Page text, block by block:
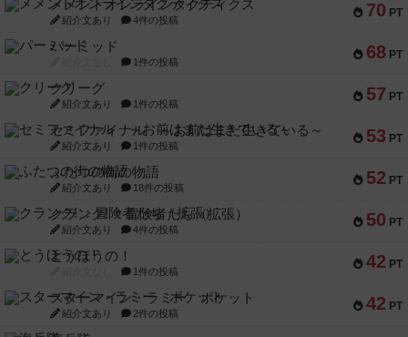
70 PT
メメントオンラインタクティクス
紹介文あり 4件の投稿
68 PT
パーミッド
1件の投稿
57 PT
クリーグ
紹介文あり 1件の投稿
53 PT
セミファイナル ～お前はまだ生きている～
紹介文あり 1件の投稿
52 PT
ふたつの街の物語
紹介文あり 18件の投稿
50 PT
クランク! ：冒険者たち（拡張）
紹介文あり 4件の投稿
42 PT
とうほうの！
1件の投稿
42 PT
スターマイン・ラミー ポケット
紹介文あり 2件の投稿